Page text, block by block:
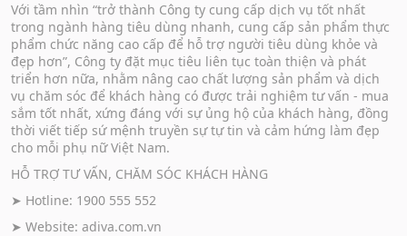
Với tầm nhìn “trở thành Công ty cung cấp dịch vụ tốt nhất
trong ngành hàng tiêu dùng nhanh, cung cấp sản phẩm thực
phẩm chức năng cao cấp để hỗ trợ người tiêu dùng khỏe và
đẹp hơn”, Công ty đặt mục tiêu liên tục toàn thiện và phát
triển hơn nữa, nhằm nâng cao chất lượng sản phẩm và dịch
vụ chăm sóc để khách hàng có được trải nghiệm tư vấn - mua
sắm tốt nhất, xứng đáng với sự ủng hộ của khách hàng, đồng
thời viết tiếp sứ mệnh truyền sự tự tin và cảm hứng làm đẹp
cho mỗi phụ nữ Việt Nam.
HỖ TRỢ TƯ VẤN, CHĂM SÓC KHÁCH HÀNG
➤ Hotline: 1900 555 552
➤ Website: adiva.com.vn